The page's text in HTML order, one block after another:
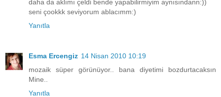
daha da aklımı çeldi bende yapabilirmiyim aynısındann:))
seni çookkk seviyorum ablacımm:)
Yanıtla
Esma Ercengiz 14 Nisan 2010 10:19
mozaik süper görünüyor.. bana diyetimi bozdurtacaksın
Mine..
Yanıtla